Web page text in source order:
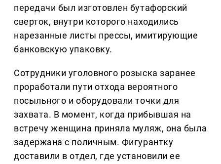
передачи был изготовлен бутафорский
сверток, внутри которого находились
нарезанные листы прессы, имитирующие
банковскую упаковку.
Сотрудники уголовного розыска заранее
проработали пути отхода вероятного
посыльного и оборудовали точки для
захвата. В момент, когда прибывшая на
встречу женщина приняла муляж, она была
задержана с поличным. Фигурантку
доставили в отдел, где установили ее